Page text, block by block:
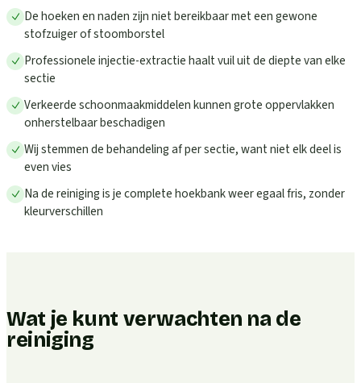
De hoeken en naden zijn niet bereikbaar met een gewone
stofzuiger of stoomborstel
Professionele injectie-extractie haalt vuil uit de diepte van elke
sectie
Verkeerde schoonmaakmiddelen kunnen grote oppervlakken
onherstelbaar beschadigen
Wij stemmen de behandeling af per sectie, want niet elk deel is
even vies
Na de reiniging is je complete hoekbank weer egaal fris, zonder
kleurverschillen
Wat je kunt verwachten na de
reiniging